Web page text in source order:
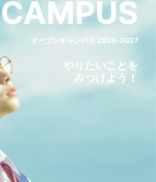
CAMPUS
オープンキャンパス 2026-2027
やりたいことを
みつけよう！